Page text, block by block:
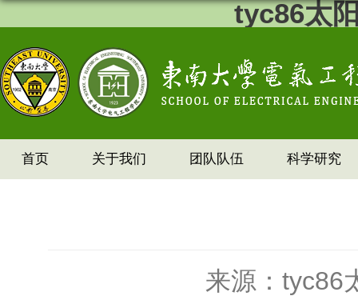
tyc86太
首页 关于我们 团队队伍 科学研究
来源：tyc86